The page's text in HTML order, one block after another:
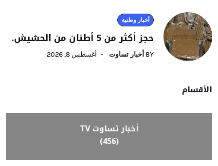
أخبار وطنية
حجز أكثر من 5 أطنان من الحشيش.
BY أخبار تساوت أغسطس 8, 2026
الأقسام
أخبار تساوت TV
(456)